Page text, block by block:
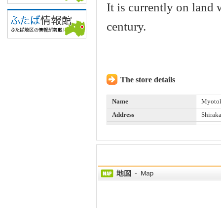
It is currently on land
century.
The store details
Name
Address